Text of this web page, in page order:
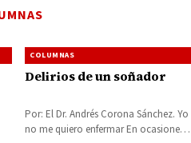
COLUMNAS
Delirios de un soñador
Por: El Dr. Andrés Corona Sánchez. Yo
no me quiero enfermar En ocasiones y